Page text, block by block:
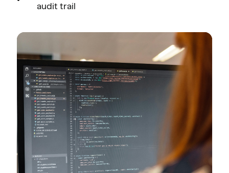
audit trail